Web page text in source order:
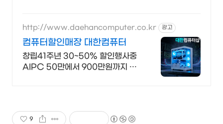
http://www.daehancomputer.co.kr 광고
컴퓨터할인매장 대한컴퓨터
창립41주년 30~50% 할인행사중
AIPC 50만에서 900만원까지 전
9